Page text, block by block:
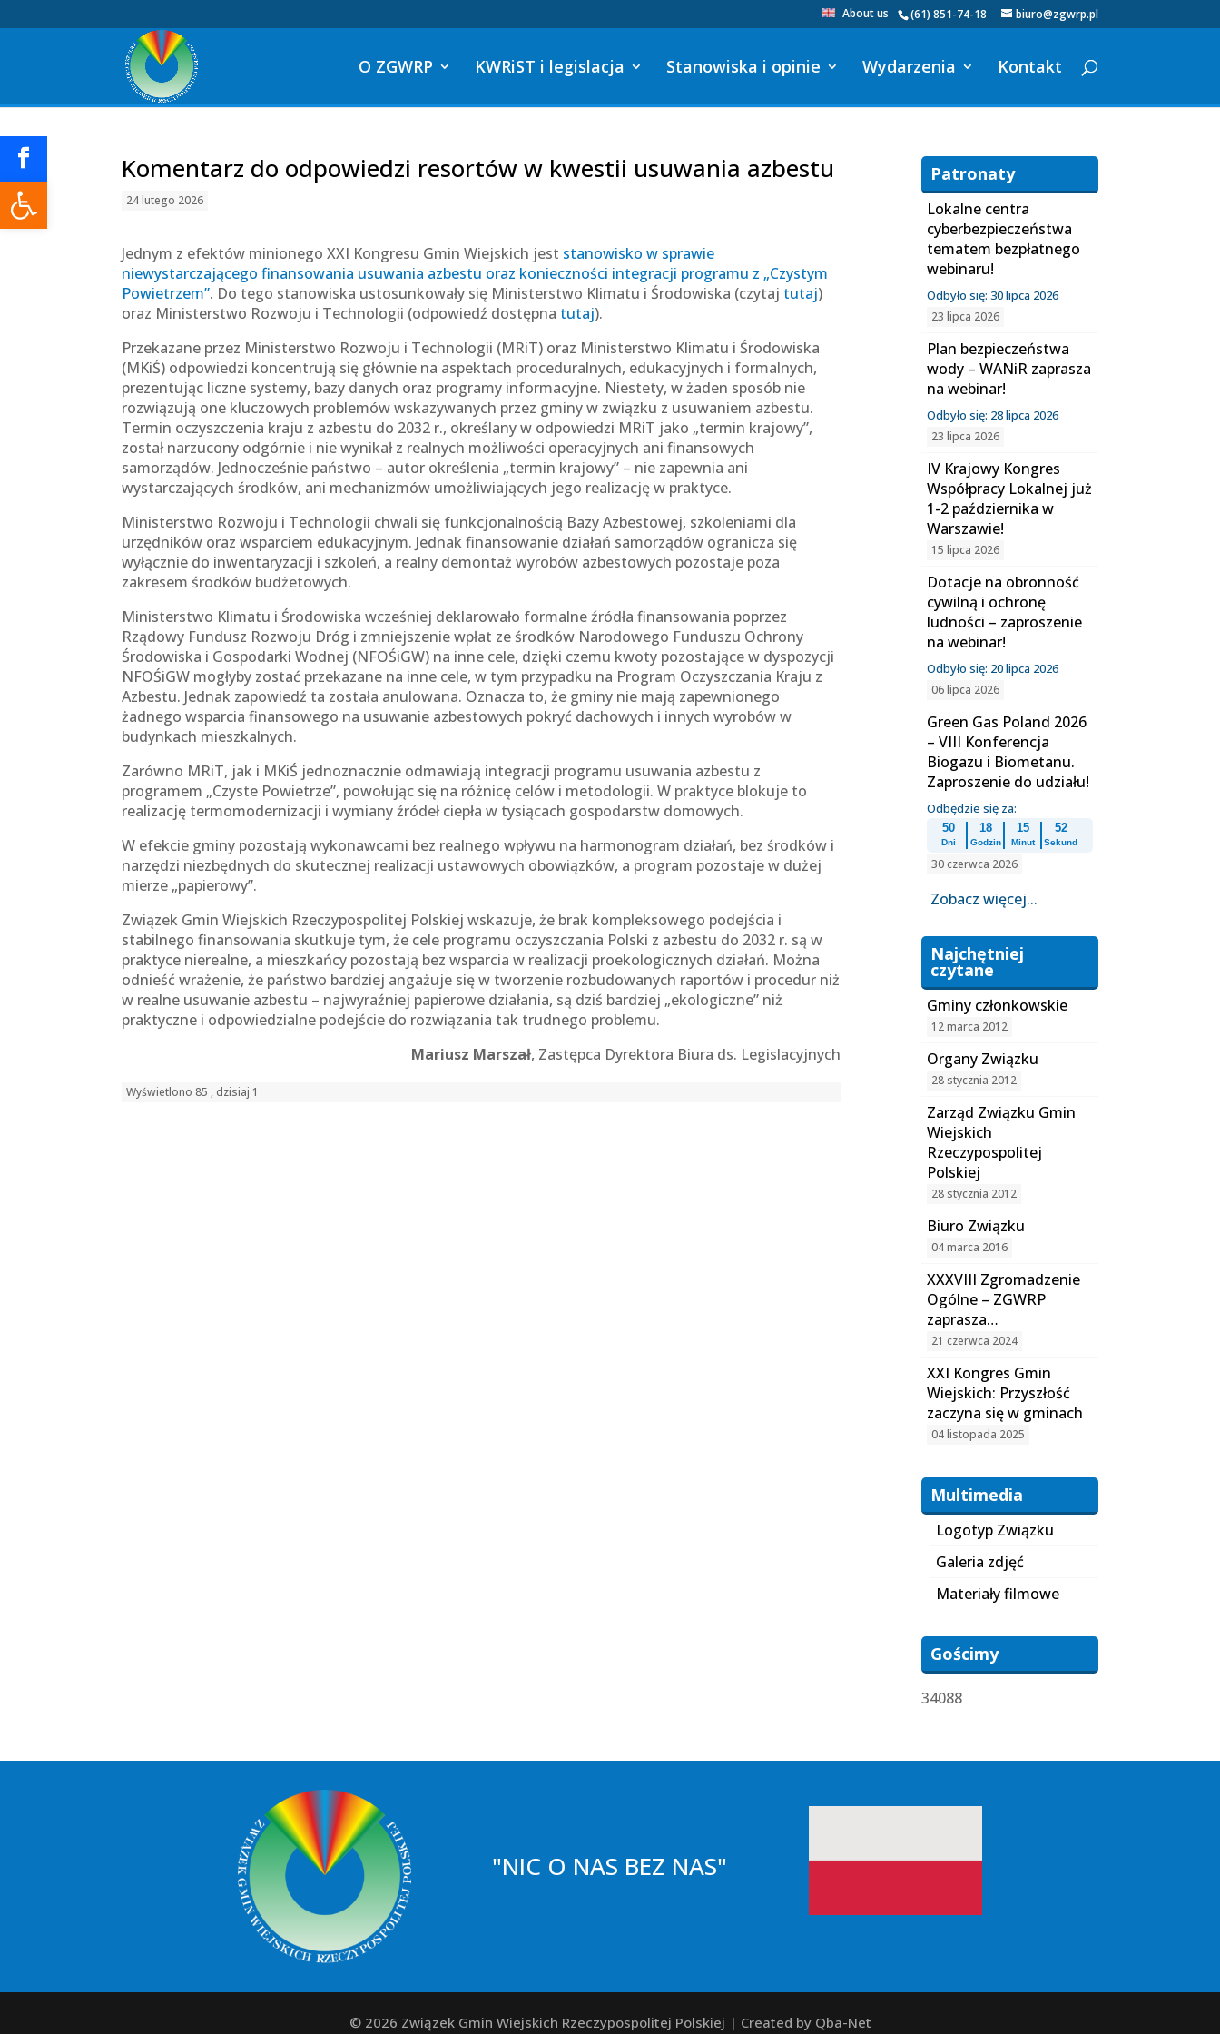
Otwórz pasek narzędzi
(61) 851-74-18 biuro@zgwrp.pl
About us
O ZGWRP KWRiST i legislacja Stanowiska i opinie Wydarzenia Kontakt
Komentarz do odpowiedzi resortów w kwestii usuwania azbestu
24 lutego 2026
Jednym z efektów minionego XXI Kongresu Gmin Wiejskich jest stanowisko w sprawie
niewystarczającego finansowania usuwania azbestu oraz konieczności integracji programu z „Czystym
Powietrzem”. Do tego stanowiska ustosunkowały się Ministerstwo Klimatu i Środowiska (czytaj tutaj)
oraz Ministerstwo Rozwoju i Technologii (odpowiedź dostępna tutaj).
Przekazane przez Ministerstwo Rozwoju i Technologii (MRiT) oraz Ministerstwo Klimatu i Środowiska
(MKiŚ) odpowiedzi koncentrują się głównie na aspektach proceduralnych, edukacyjnych i formalnych,
prezentując liczne systemy, bazy danych oraz programy informacyjne. Niestety, w żaden sposób nie
rozwiązują one kluczowych problemów wskazywanych przez gminy w związku z usuwaniem azbestu.
Termin oczyszczenia kraju z azbestu do 2032 r., określany w odpowiedzi MRiT jako „termin krajowy”,
został narzucony odgórnie i nie wynikał z realnych możliwości operacyjnych ani finansowych
samorządów. Jednocześnie państwo – autor określenia „termin krajowy” – nie zapewnia ani
wystarczających środków, ani mechanizmów umożliwiających jego realizację w praktyce.
Ministerstwo Rozwoju i Technologii chwali się funkcjonalnością Bazy Azbestowej, szkoleniami dla
urzędników oraz wsparciem edukacyjnym. Jednak finansowanie działań samorządów ogranicza się
wyłącznie do inwentaryzacji i szkoleń, a realny demontaż wyrobów azbestowych pozostaje poza
zakresem środków budżetowych.
Ministerstwo Klimatu i Środowiska wcześniej deklarowało formalne źródła finansowania poprzez
Rządowy Fundusz Rozwoju Dróg i zmniejszenie wpłat ze środków Narodowego Funduszu Ochrony
Środowiska i Gospodarki Wodnej (NFOŚiGW) na inne cele, dzięki czemu kwoty pozostające w dyspozycji
NFOŚiGW mogłyby zostać przekazane na inne cele, w tym przypadku na Program Oczyszczania Kraju z
Azbestu. Jednak zapowiedź ta została anulowana. Oznacza to, że gminy nie mają zapewnionego
żadnego wsparcia finansowego na usuwanie azbestowych pokryć dachowych i innych wyrobów w
budynkach mieszkalnych.
Zarówno MRiT, jak i MKiŚ jednoznacznie odmawiają integracji programu usuwania azbestu z
programem „Czyste Powietrze”, powołując się na różnicę celów i metodologii. W praktyce blokuje to
realizację termomodernizacji i wymiany źródeł ciepła w tysiącach gospodarstw domowych.
W efekcie gminy pozostają wykonawcami bez realnego wpływu na harmonogram działań, bez środków i
narzędzi niezbędnych do skutecznej realizacji ustawowych obowiązków, a program pozostaje w dużej
mierze „papierowy”.
Związek Gmin Wiejskich Rzeczypospolitej Polskiej wskazuje, że brak kompleksowego podejścia i
stabilnego finansowania skutkuje tym, że cele programu oczyszczania Polski z azbestu do 2032 r. są w
praktyce nierealne, a mieszkańcy pozostają bez wsparcia w realizacji proekologicznych działań. Można
odnieść wrażenie, że państwo bardziej angażuje się w tworzenie rozbudowanych raportów i procedur niż
w realne usuwanie azbestu – najwyraźniej papierowe działania, są dziś bardziej „ekologiczne” niż
praktyczne i odpowiedzialne podejście do rozwiązania tak trudnego problemu.
Mariusz Marszał, Zastępca Dyrektora Biura ds. Legislacyjnych
Wyświetlono 85 , dzisiaj 1
Patronaty
Lokalne centra
cyberbezpieczeństwa
tematem bezpłatnego
webinaru!
Odbyło się: 30 lipca 2026
23 lipca 2026
Plan bezpieczeństwa
wody – WANiR zaprasza
na webinar!
Odbyło się: 28 lipca 2026
23 lipca 2026
IV Krajowy Kongres
Współpracy Lokalnej już
1-2 października w
Warszawie!
15 lipca 2026
Dotacje na obronność
cywilną i ochronę
ludności – zaproszenie
na webinar!
Odbyło się: 20 lipca 2026
06 lipca 2026
Green Gas Poland 2026
– VIII Konferencja
Biogazu i Biometanu.
Zaproszenie do udziału!
Odbędzie się za:
50
Dni
18
Godzin
15
Minut
52
Sekund
30 czerwca 2026
Zobacz więcej...
Najchętniej
czytane
Gminy członkowskie
12 marca 2012
Organy Związku
28 stycznia 2012
Zarząd Związku Gmin
Wiejskich
Rzeczypospolitej
Polskiej
28 stycznia 2012
Biuro Związku
04 marca 2016
XXXVIII Zgromadzenie
Ogólne – ZGWRP
zaprasza…
21 czerwca 2024
XXI Kongres Gmin
Wiejskich: Przyszłość
zaczyna się w gminach
04 listopada 2025
Multimedia
Logotyp Związku
Galeria zdjęć
Materiały filmowe
Gościmy
34088
"NIC O NAS BEZ NAS"
© 2026 Związek Gmin Wiejskich Rzeczypospolitej Polskiej | Created by Qba-Net